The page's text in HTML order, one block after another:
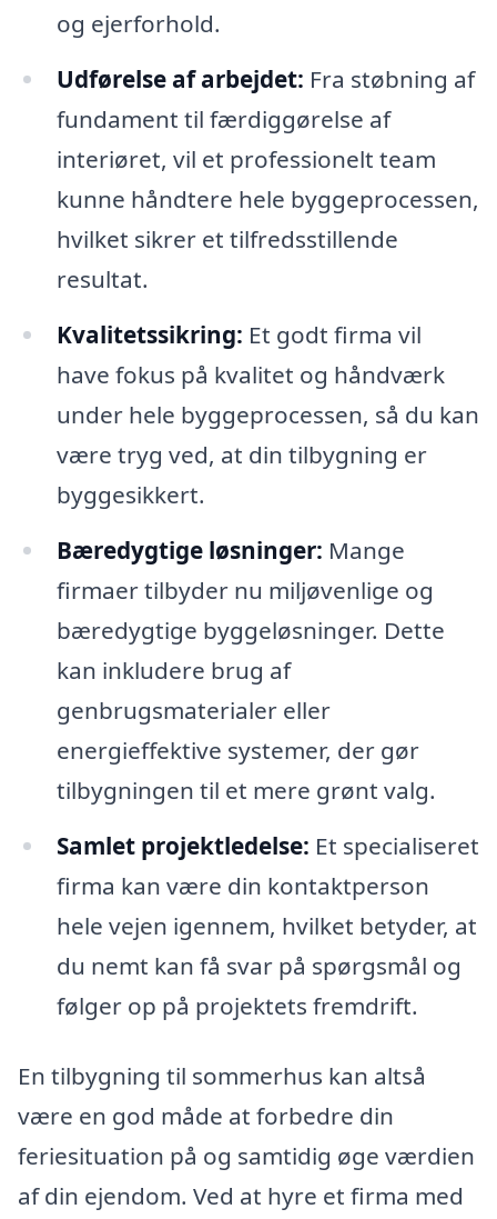
og ejerforhold.
Udførelse af arbejdet: Fra støbning af
fundament til færdiggørelse af
interiøret, vil et professionelt team
kunne håndtere hele byggeprocessen,
hvilket sikrer et tilfredsstillende
resultat.
Kvalitetssikring: Et godt firma vil
have fokus på kvalitet og håndværk
under hele byggeprocessen, så du kan
være tryg ved, at din tilbygning er
byggesikkert.
Bæredygtige løsninger: Mange
firmaer tilbyder nu miljøvenlige og
bæredygtige byggeløsninger. Dette
kan inkludere brug af
genbrugsmaterialer eller
energieffektive systemer, der gør
tilbygningen til et mere grønt valg.
Samlet projektledelse: Et specialiseret
firma kan være din kontaktperson
hele vejen igennem, hvilket betyder, at
du nemt kan få svar på spørgsmål og
følger op på projektets fremdrift.
En tilbygning til sommerhus kan altså
være en god måde at forbedre din
feriesituation på og samtidig øge værdien
af din ejendom. Ved at hyre et firma med